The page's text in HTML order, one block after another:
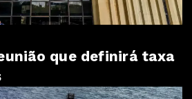
que definirá taxa